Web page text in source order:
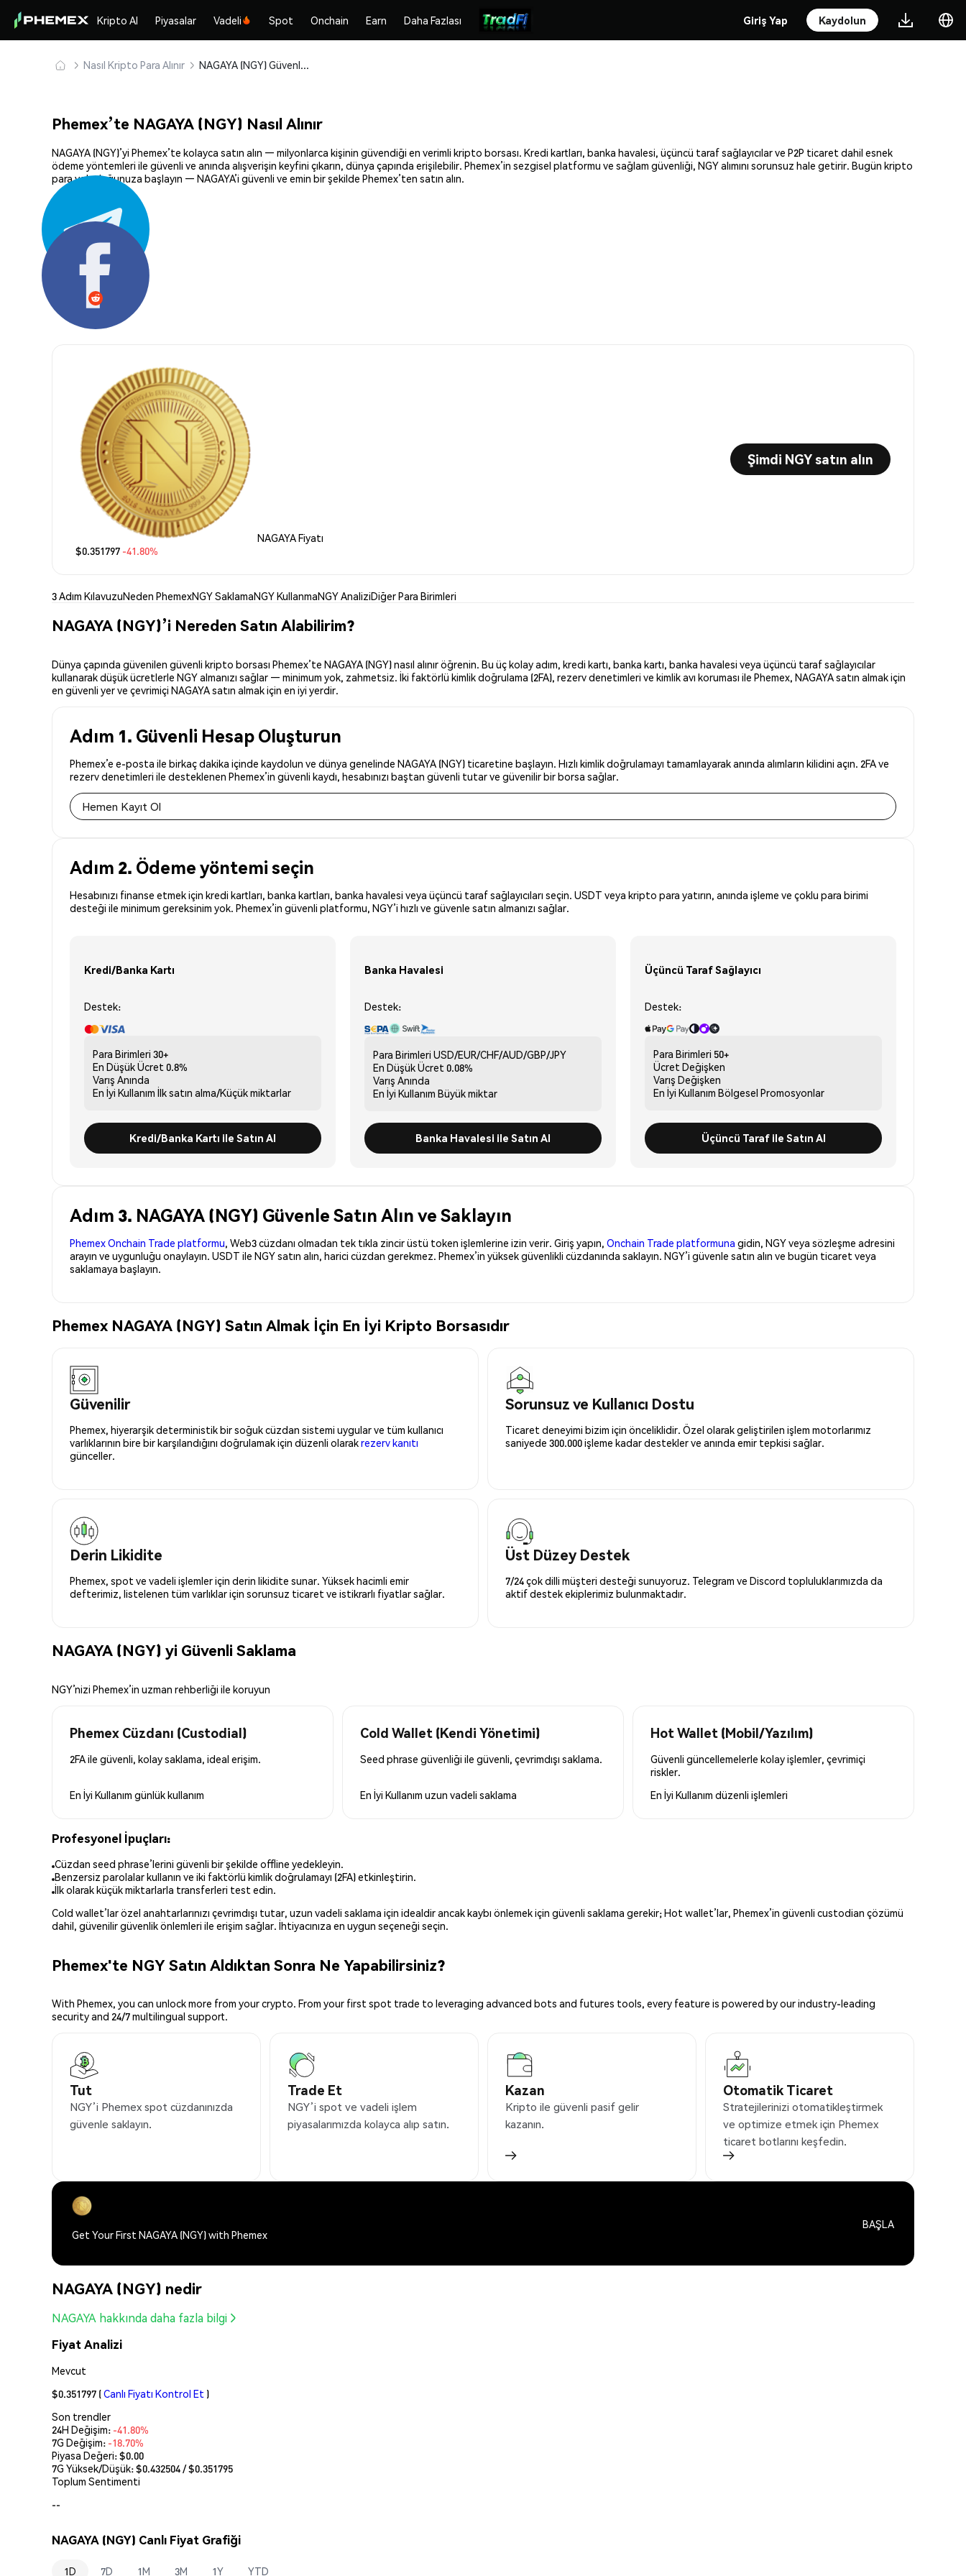
Kripto Al Piyasalar Vadeli Spot Onchain Earn Daha Fazlası Giriş Yap Kaydolun
Nasıl Kripto Para Alınır NAGAYA (NGY) Güvenle Satın Alın ve Saklayın
Phemex’te NAGAYA (NGY) Nasıl Alınır
NAGAYA (NGY)’yi Phemex’te kolayca satın alın — milyonlarca kişinin güvendiği en verimli kripto borsası. Kredi kartları, banka havalesi, üçüncü taraf sağlayıcılar ve P2P ticaret dahil esnek
ödeme yöntemleri ile güvenli ve anında alışverişin keyfini çıkarın, dünya çapında erişilebilir. Phemex’in sezgisel platformu ve sağlam güvenliği, NGY alımını sorunsuz hale getirir. Bugün kripto
para yolculuğunuza başlayın — NAGAYA’i güvenli ve emin bir şekilde Phemex’ten satın alın.
NAGAYA Fiyatı
$0.351797 -41.80%
Şimdi NGY satın alın
3 Adım KılavuzuNeden PhemexNGY SaklamaNGY KullanmaNGY AnaliziDiğer Para Birimleri
NAGAYA (NGY)’i Nereden Satın Alabilirim?
Dünya çapında güvenilen güvenli kripto borsası Phemex’te NAGAYA (NGY) nasıl alınır öğrenin. Bu üç kolay adım, kredi kartı, banka kartı, banka havalesi veya üçüncü taraf sağlayıcılar
kullanarak düşük ücretlerle NGY almanızı sağlar — minimum yok, zahmetsiz. İki faktörlü kimlik doğrulama (2FA), rezerv denetimleri ve kimlik avı koruması ile Phemex, NAGAYA satın almak için
en güvenli yer ve çevrimiçi NAGAYA satın almak için en iyi yerdir.
Adım 1. Güvenli Hesap Oluşturun
Phemex’e e-posta ile birkaç dakika içinde kaydolun ve dünya genelinde NAGAYA (NGY) ticaretine başlayın. Hızlı kimlik doğrulamayı tamamlayarak anında alımların kilidini açın. 2FA ve
rezerv denetimleri ile desteklenen Phemex’in güvenli kaydı, hesabınızı baştan güvenli tutar ve güvenilir bir borsa sağlar.
Hemen Kayıt Ol
Adım 2. Ödeme yöntemi seçin
Hesabınızı finanse etmek için kredi kartları, banka kartları, banka havalesi veya üçüncü taraf sağlayıcıları seçin. USDT veya kripto para yatırın, anında işleme ve çoklu para birimi
desteği ile minimum gereksinim yok. Phemex’in güvenli platformu, NGY’i hızlı ve güvenle satın almanızı sağlar.
Kredi/Banka Kartı
Destek:
Para Birimleri 30+
En Düşük Ücret 0.8%
Varış Anında
En İyi Kullanım İlk satın alma/Küçük miktarlar
Kredi/Banka Kartı ile Satın Al
Banka Havalesi
Destek:
Para Birimleri USD/EUR/CHF/AUD/GBP/JPY
En Düşük Ücret 0.08%
Varış Anında
En İyi Kullanım Büyük miktar
Banka Havalesi ile Satın Al
Üçüncü Taraf Sağlayıcı
Destek:
Para Birimleri 50+
Ücret Değişken
Varış Değişken
En İyi Kullanım Bölgesel Promosyonlar
Üçüncü Taraf ile Satın Al
Adım 3. NAGAYA (NGY) Güvenle Satın Alın ve Saklayın
Phemex Onchain Trade platformu, Web3 cüzdanı olmadan tek tıkla zincir üstü token işlemlerine izin verir. Giriş yapın, Onchain Trade platformuna gidin, NGY veya sözleşme adresini
arayın ve uygunluğu onaylayın. USDT ile NGY satın alın, harici cüzdan gerekmez. Phemex’in yüksek güvenlikli cüzdanında saklayın. NGY’i güvenle satın alın ve bugün ticaret veya
saklamaya başlayın.
Phemex NAGAYA (NGY) Satın Almak İçin En İyi Kripto Borsasıdır
Güvenilir
Phemex, hiyerarşik deterministik bir soğuk cüzdan sistemi uygular ve tüm kullanıcı
varlıklarının bire bir karşılandığını doğrulamak için düzenli olarakrezerv kanıtı
günceller.
Sorunsuz ve Kullanıcı Dostu
Ticaret deneyimi bizim için önceliklidir. Özel olarak geliştirilen işlem motorlarımız
saniyede 300.000 işleme kadar destekler ve anında emir tepkisi sağlar.
Derin Likidite
Phemex, spot ve vadeli işlemler için derin likidite sunar. Yüksek hacimli emir
defterimiz, listelenen tüm varlıklar için sorunsuz ticaret ve istikrarlı fiyatlar sağlar.
Üst Düzey Destek
7/24 çok dilli müşteri desteği sunuyoruz. Telegram ve Discord topluluklarımızda da
aktif destek ekiplerimiz bulunmaktadır.
NAGAYA (NGY) yi Güvenli Saklama
NGY’nizi Phemex’in uzman rehberliği ile koruyun
Phemex Cüzdanı (Custodial)
2FA ile güvenli, kolay saklama, ideal erişim.
En İyi Kullanım günlük kullanım
Cold Wallet (Kendi Yönetimi)
Seed phrase güvenliği ile güvenli, çevrimdışı saklama.
En İyi Kullanım uzun vadeli saklama
Hot Wallet (Mobil/Yazılım)
Güvenli güncellemelerle kolay işlemler, çevrimiçi
riskler.
En İyi Kullanım düzenli işlemleri
Profesyonel İpuçları:
Cüzdan seed phrase’lerini güvenli bir şekilde offline yedekleyin.
Benzersiz parolalar kullanın ve iki faktörlü kimlik doğrulamayı (2FA) etkinleştirin.
İlk olarak küçük miktarlarla transferleri test edin.
Cold wallet’lar özel anahtarlarınızı çevrimdışı tutar, uzun vadeli saklama için idealdir ancak kaybı önlemek için güvenli saklama gerekir; Hot wallet’lar, Phemex’in güvenli custodian çözümü
dahil, güvenilir güvenlik önlemleri ile erişim sağlar. İhtiyacınıza en uygun seçeneği seçin.
Phemex'te NGY Satın Aldıktan Sonra Ne Yapabilirsiniz?
With Phemex, you can unlock more from your crypto. From your first spot trade to leveraging advanced bots and futures tools, every feature is powered by our industry-leading
security and 24/7 multilingual support.
Tut
NGY’i Phemex spot cüzdanınızda
güvenle saklayın.
Trade Et
NGY’i spot ve vadeli işlem
piyasalarımızda kolayca alıp satın.
Kazan
Kripto ile güvenli pasif gelir
kazanın.
Otomatik Ticaret
Stratejilerinizi otomatikleştirmek
ve optimize etmek için Phemex
ticaret botlarını keşfedin.
Get Your First NAGAYA (NGY) with Phemex
BAŞLA
NAGAYA (NGY) nedir
NAGAYA hakkında daha fazla bilgi
Fiyat Analizi
Mevcut
$0.351797 (Canlı Fiyatı Kontrol Et )
Son trendler
24H Değişim: -41.80%
7G Değişim: -18.70%
Piyasa Değeri:$0.00
7G Yüksek/Düşük: $0.432504/ $0.351795
Toplum Sentimenti
--
NAGAYA (NGY) Canlı Fiyat Grafiği
1D 7D 1M 3M 1Y YTD